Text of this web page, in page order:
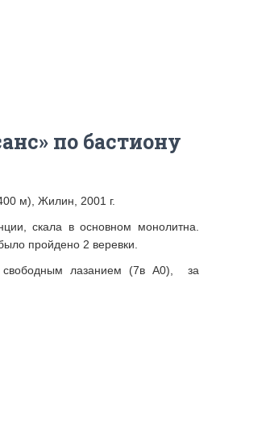
по бастиону
м), Жилин, 2001 г.
скала в основном монолитна.
пройдено 2 веревки.
свободным лазанием (7в А0), за